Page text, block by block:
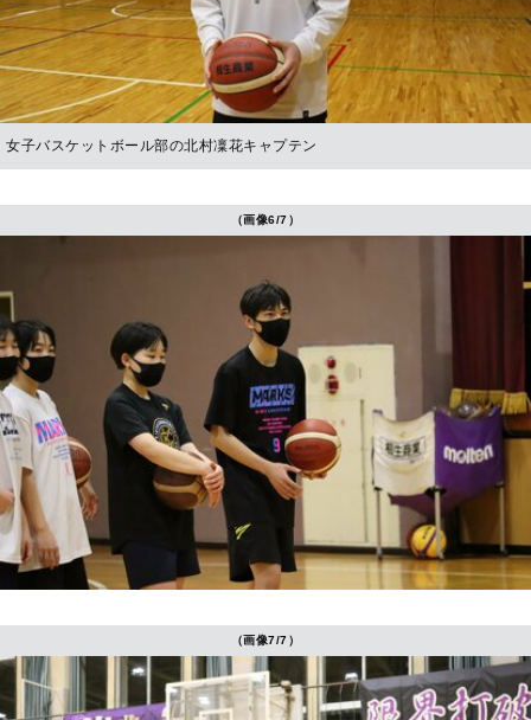
女子バスケットボール部の北村凜花キャプテン
（画像6/7）
（画像7/7）